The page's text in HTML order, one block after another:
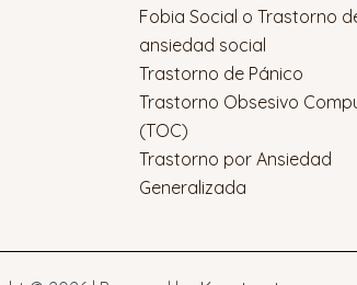
Fobia Social o Trastorno
ansiedad social
Trastorno de Pánico
Trastorno Obsesivo
(TOC)
Trastorno por Ansiedad
Generalizada